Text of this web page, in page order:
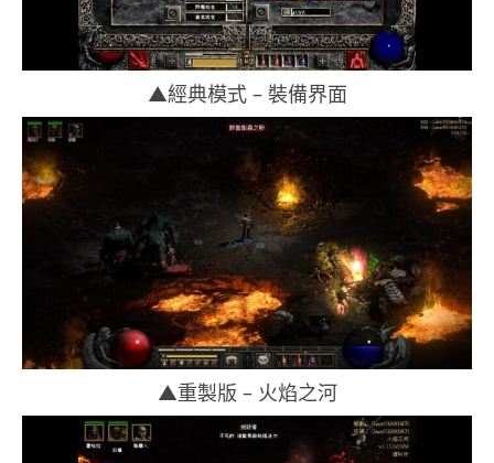
▲經典模式 – 裝備界面
▲重製版 – 火焰之河